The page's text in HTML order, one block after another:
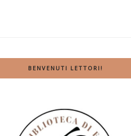
BENVENUTI LETTORI!